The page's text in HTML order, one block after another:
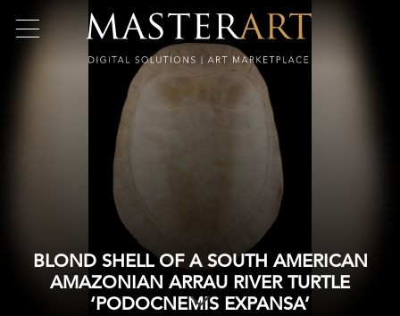
BLOND SHELL OF A SOUTH AMERICAN
AMAZONIAN ARRAU RIVER TURTLE
‘PODOCNEMIS EXPANSA’